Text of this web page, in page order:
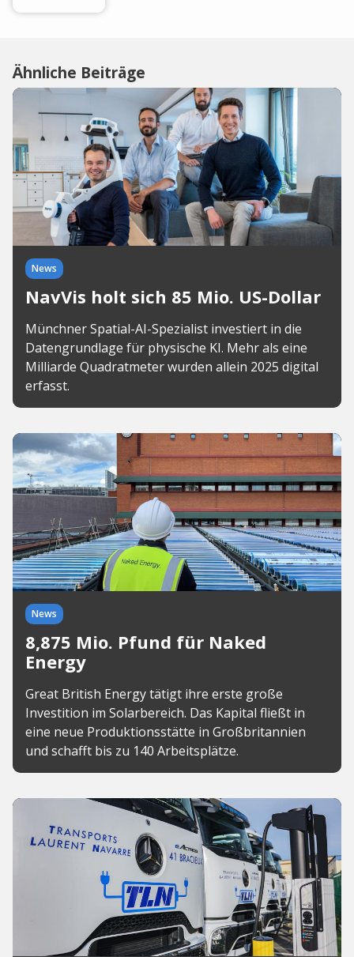
Ähnliche Beiträge
News
NavVis holt sich 85 Mio. US-Dollar
Münchner Spatial-AI-Spezialist investiert in die
Datengrundlage für physische KI. Mehr als eine
Milliarde Quadratmeter wurden allein 2025 digital
erfasst.
News
8,875 Mio. Pfund für Naked
Energy
Great British Energy tätigt ihre erste große
Investition im Solarbereich. Das Kapital fließt in
eine neue Produktionsstätte in Großbritannien
und schafft bis zu 140 Arbeitsplätze.